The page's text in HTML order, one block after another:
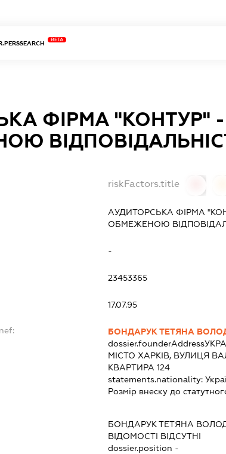
BETA
ФІРМА "КОНТУР"
riskFactors.title
АУДИТОРСЬКА ФІРМА
ОБМЕЖЕНОЮ
-
23453365
17.07.95
БОНДАРУК ТЕТЯНА
dossier.founderAddress
МІСТО ХАРКІВ, ВУЛИЦЯ
КВАРТИРА 124
statements.nationality:
Розмір внеску до
БОНДАРУК ТЕТЯНА
ВІДОМОСТІ ВІДСУТНІ
dossier.position -